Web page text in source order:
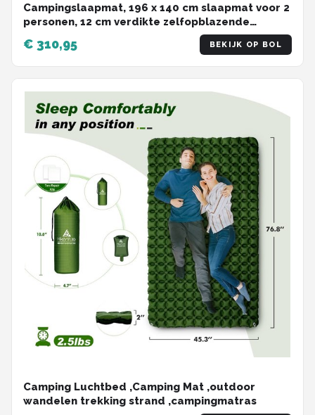
Campingslaapmat, 196 x 140 cm slaapmat voor 2
personen, 12 cm verdikte zelfopblazende
slaapmatten, opblaasbaar kampeermatras voor
outdoor-wandeltent backpacken
€ 310,95 BEKIJK OP BOL
Camping Luchtbed ,Camping Mat ,outdoor
wandelen trekking strand ,campingmatras